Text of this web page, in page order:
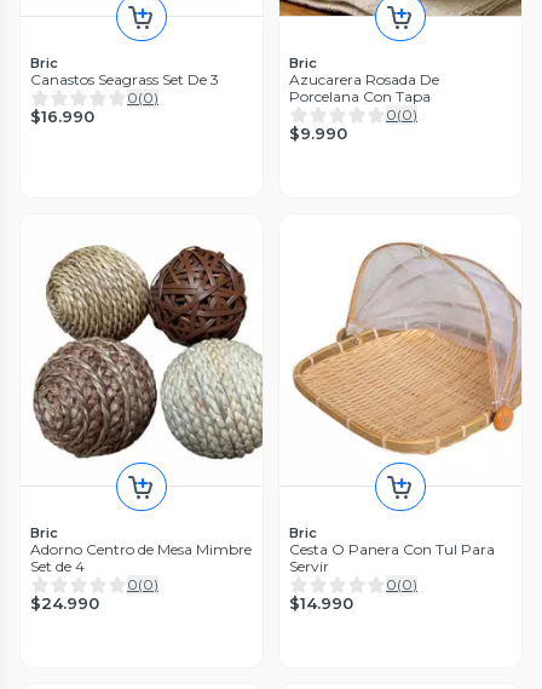
Bric
Canastos Seagrass Set De 3
0(0)
$16.990
Bric
Azucarera Rosada De
Porcelana Con Tapa
0(0)
$9.990
Bric
Adorno Centro de Mesa Mimbre
Set de 4
0(0)
$24.990
Bric
Cesta O Panera Con Tul Para
Servir
0(0)
$14.990